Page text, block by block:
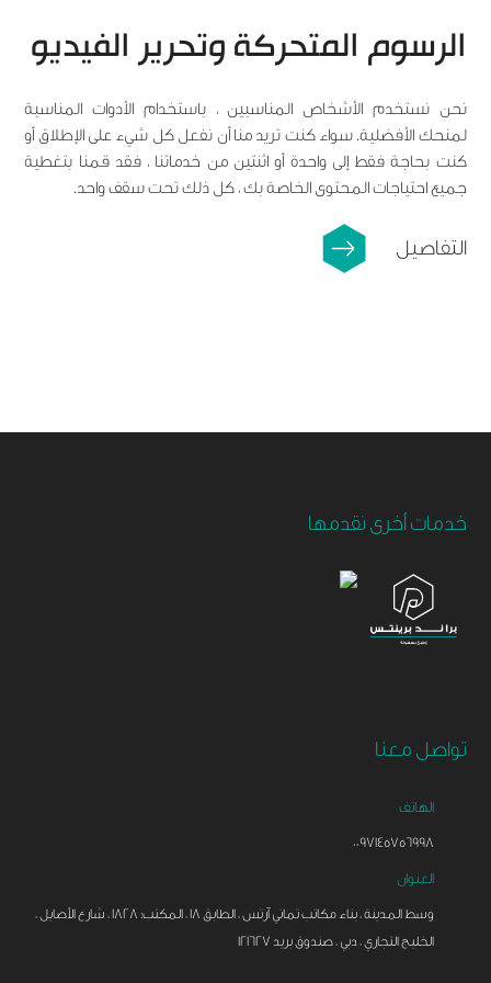
الرسوم المتحركة وتحرير الفيديو
نحن نستخدم الأشخاص المناسبين ، باستخدام الأدوات المناسبة
لمنحك الأفضلية. سواء كنت تريد منا أن نفعل كل شيء على الإطلاق أو
كنت بحاجة فقط إلى واحدة أو اثنتين من خدماتنا ، فقد قمنا بتغطية
جميع احتياجات المحتوى الخاصة بك ، كل ذلك تحت سقف واحد.
التفاصيل
خدمات أخرى نقدمها
تواصل معنا
الهاتف
0097145756998
العنوان
وسط المدينة ، بناء مكاتب تماني آرتس ، الطابق 18 ، المكتب: 1828 ، شارع الأصايل ،
الخليج التجاري ، دبي ، صندوق بريد 121627